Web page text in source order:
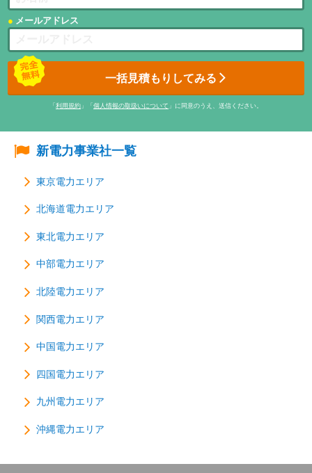
メールアドレス
一括見積もりしてみる
「 利用規約 」「 個人情報の取扱いについて 」に同意のうえ、送信ください。
新電力事業社一覧
東京電力エリア
北海道電力エリア
東北電力エリア
中部電力エリア
北陸電力エリア
関西電力エリア
中国電力エリア
四国電力エリア
九州電力エリア
沖縄電力エリア